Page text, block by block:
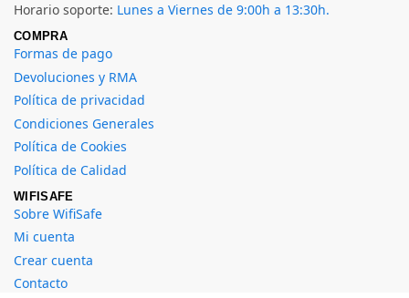
Horario soporte: Lunes a Viernes de 9:00h a 13:30h.
COMPRA
Formas de pago
Devoluciones y RMA
Política de privacidad
Condiciones Generales
Política de Cookies
Política de Calidad
WIFISAFE
Sobre WifiSafe
Mi cuenta
Crear cuenta
Contacto